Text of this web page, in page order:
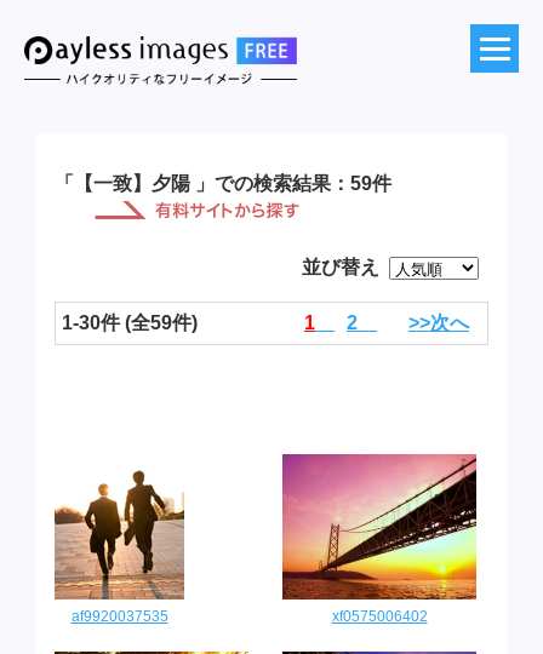
「【一致】夕陽 」での検索結果：59件
並び替え
1-30件 (全59件) 1 2 >>次へ
af9920037535 xf0575006402